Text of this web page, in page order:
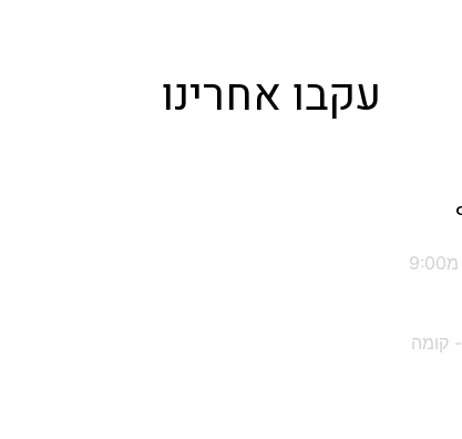
ימים א עד ה : שעות הפעילות במשרד מ9:00
רח' ז'בוטינסקי 35, מגדל התאומים 2 - קומה
עקבו אחרינו